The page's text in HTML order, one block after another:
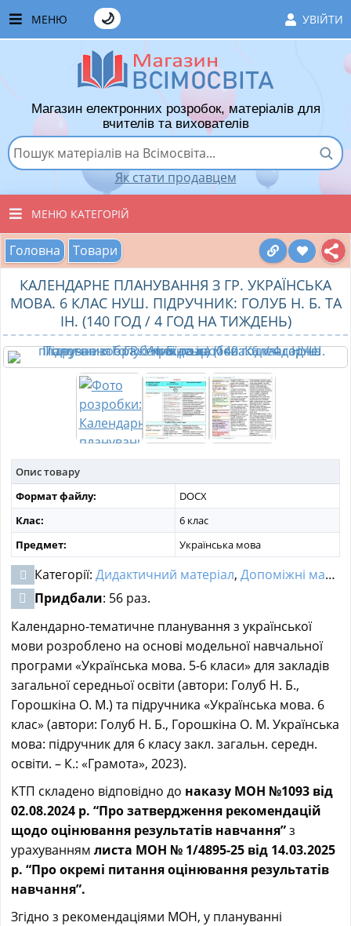
МЕНЮ УВІЙТИ
🌙
ЧАСТІ ЗАПИТАННЯ
ЯК ТУТ КУПУВАТИ
ЯК ТУТ ПРОДАВАТИ
ДОДАТИ РОЗРОБКУ
ВПОДОБАНІ ТОВАРИ
КОШИК
Магазин електронних розробок, матеріалів для
вчителів та вихователів
Як стати продавцем
МЕНЮ КАТЕГОРІЙ
ВСІ ТОВАРИ
ВИХОВАТЕЛЯМ ДНЗ
ПОЧАТКОВІ КЛАСИ
МАТЕРІАЛИ З ПРЕДМЕТІВ
РІЗНІ МАТЕРІАЛИ
НОВИНИ
Головна Товари
КАЛЕНДАРНЕ ПЛАНУВАННЯ З ГР. УКРАЇНСЬКА
МОВА. 6 КЛАС НУШ. ПІДРУЧНИК: ГОЛУБ Н. Б. ТА
ІН. (140 ГОД / 4 ГОД НА ТИЖДЕНЬ)
Опис товару
Формат файлу:
DOCX
Клас:
6 клас
Предмет:
Українська мова
Категорії: Дидактичний матеріал, Допоміжні матеріали
Придбали: 56 раз.
Календарно-тематичне планування з української
мови розроблено на основі модельної навчальної
програми «Українська мова. 5-6 класи» для закладів
загальної середньої освіти (автори: Голуб Н. Б.,
Горошкіна О. М.) та підручника «Українська мова. 6
клас» (автори: Голуб Н. Б., Горошкіна О. М. Українська
мова: підручник для 6 класу закл. загальн. середн.
освіти. – К.: «Грамота», 2023).
КТП складено відповідно до наказу МОН №1093 від
02.08.2024 р. “Про затвердження рекомендацій
щодо оцінювання результатів навчання”з
урахуванням листа МОН № 1/4895-25 від 14.03.2025
р. “Про окремі питання оцінювання результатів
навчання”.
Згідно з рекомендаціями МОН, у плануванні